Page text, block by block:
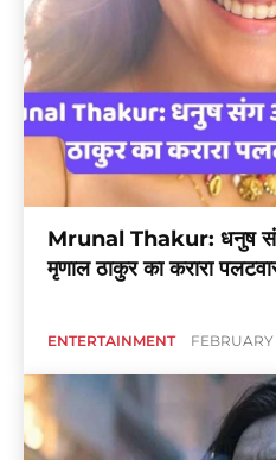
Mrunal Thakur: धनुष
मृणाल ठाकुर का करारा
ENTERTAINMENT FEBRUARY